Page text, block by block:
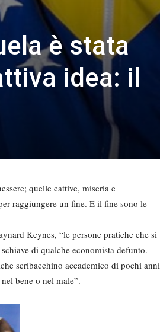
è stata
idea: il
quelle cattive, miseria e
raggiungere un fine. E il fine sono le
Keynes, “le persone pratiche che si
di qualche economista defunto.
scribacchino accademico di pochi anni
bene o nel male”.